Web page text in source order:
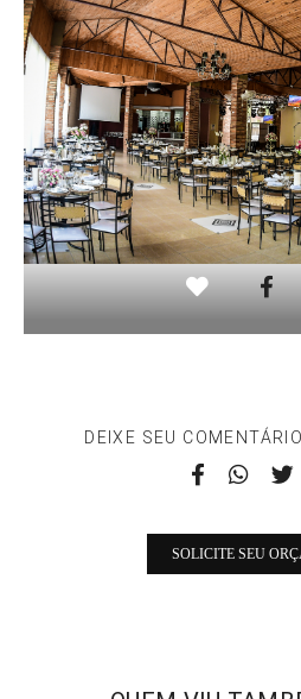
DEIXE SEU
SOLICITE SEU